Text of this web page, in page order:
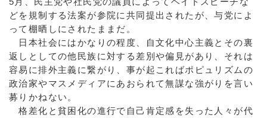
どを規制する法案が参院に共同提出されたが、与党によ
って棚晒しにされたままだ。
日本社会にはかなりの程度、自文化中心主義とその裏
返しとしての他民族に対する差別や偏見があり、それは
容易に排外主義に繋がり、事が起こればポピュリズムの
政治家やマスメディアにあおられて無謀な強がりを言い
募りかねない。
格差化と貧困化の進行で自己肯定感を失った人々が代